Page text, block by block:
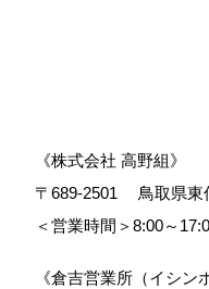
《株式会社 高野組》
〒689-2501
鳥取県
＜営業時間＞8:00～
《倉吉営業所（イシン